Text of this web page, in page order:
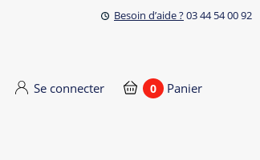
Besoin d’aide ?03 44 54 00 92
Se connecter 0 Panier